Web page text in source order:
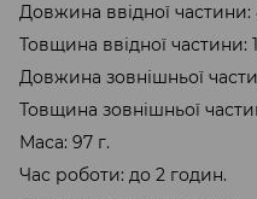
Довжина ввідної частини:
Товщина ввідної частини:
Довжина зовнішньої
Товщина зовнішньої
Маса: 97 г.
Час роботи: до 2 годин.